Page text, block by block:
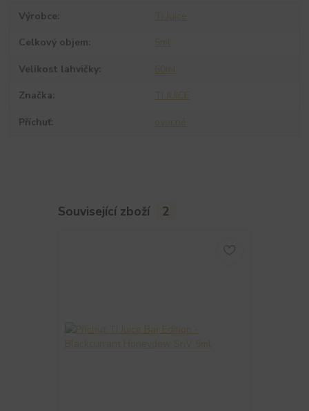
Výrobce Ti Juice
Celkový objem 5ml
Velikost lahvičky 60ml
Značka TI JUICE
Příchuť ovocné
Související zboží 2